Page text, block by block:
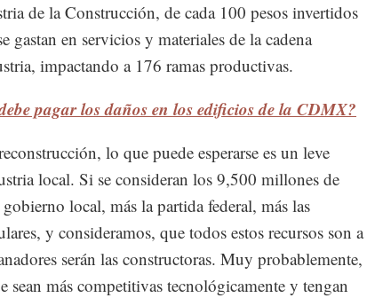
de la Construcción, de cada 100 pesos invertidos
gastan en servicios y materiales de la cadena
impactando a 176 ramas productivas.
pagar los daños en los edificios de la CDMX?
lo que puede esperarse es un leve
local. Si se consideran los 9,500 millones de
local, más la partida federal, más las
y consideramos, que todos estos recursos son a
serán las constructoras. Muy probablemente,
sean más competitivas tecnológicamente y tengan